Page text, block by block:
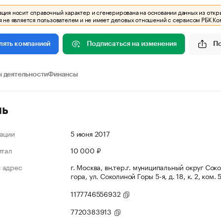
носит справочный характер и сгенерирована на основании данных из
не является пользователем и не имеет деловых отношений с сервисом РБК
компанией Подписаться на изменения
деятельностиФинансы
5 июня 2017
10 000 ₽
г. Москва, вн.тер.г. муниципальный округ
гора, ул. Соколиной Горы 5-я, д. 18, к. 2, ком.
1177746556932
7720383913